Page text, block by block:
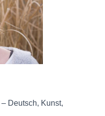
Deutsch, Kunst,